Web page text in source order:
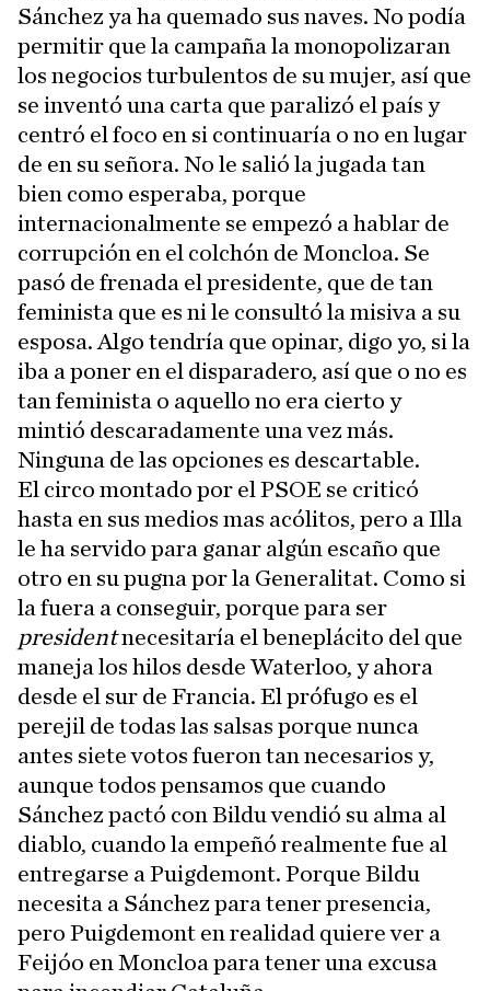
Sánchez ya ha quemado sus naves. No podía
permitir que la campaña la monopolizaran
los negocios turbulentos de su mujer, así que
se inventó una carta que paralizó el país y
centró el foco en si continuaría o no en lugar
de en su señora. No le salió la jugada tan
bien como esperaba, porque
internacionalmente se empezó a hablar de
corrupción en el colchón de Moncloa. Se
pasó de frenada el presidente, que de tan
feminista que es ni le consultó la misiva a su
esposa. Algo tendría que opinar, digo yo, si la
iba a poner en el disparadero, así que o no es
tan feminista o aquello no era cierto y
mintió descaradamente una vez más.
Ninguna de las opciones es descartable.
El circo montado por el PSOE se criticó
hasta en sus medios mas acólitos, pero a Illa
le ha servido para ganar algún escaño que
otro en su pugna por la Generalitat. Como si
la fuera a conseguir, porque para ser
presidentnecesitaría el beneplácito del que
maneja los hilos desde Waterloo, y ahora
desde el sur de Francia. El prófugo es el
perejil de todas las salsas porque nunca
antes siete votos fueron tan necesarios y,
aunque todos pensamos que cuando
Sánchez pactó con Bildu vendió su alma al
diablo, cuando la empeñó realmente fue al
entregarse a Puigdemont. Porque Bildu
necesita a Sánchez para tener presencia,
pero Puigdemont en realidad quiere ver a
Feijóo en Moncloa para tener una excusa